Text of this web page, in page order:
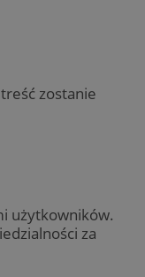
zostanie
użytkowników.
za